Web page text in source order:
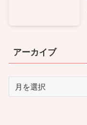
アーカイブ